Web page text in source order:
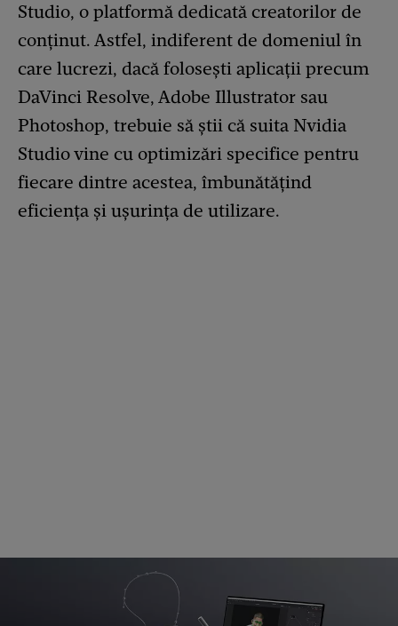
Studio, o platformă dedicată creatorilor de
conținut. Astfel, indiferent de domeniul în
care lucrezi, dacă folosești aplicații precum
DaVinci Resolve, Adobe Illustrator sau
Photoshop, trebuie să știi că suita Nvidia
Studio vine cu optimizări specifice pentru
fiecare dintre acestea, îmbunătățind
eficiența și ușurința de utilizare.